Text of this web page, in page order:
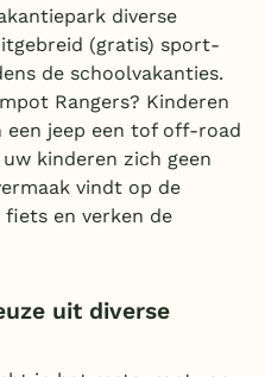
diverse
(gratis) sport-
de schoolvakanties.
Rangers? Kinderen
een jeep een tof off-road
kinderen zich geen
vindt op de
fiets en verken de
uit diverse